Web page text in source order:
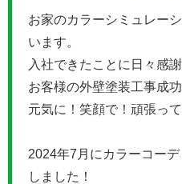
お家のカラーシミュレー
います。
入社できたことに日々感謝
お客様の外壁塗装工事成
元気に！笑顔で！頑張っ
2024年7月にカラーコー
しました！